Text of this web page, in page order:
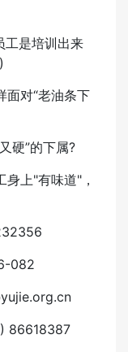
是培训出来
对“老油条下
”的下属?
上"有味道"，
082